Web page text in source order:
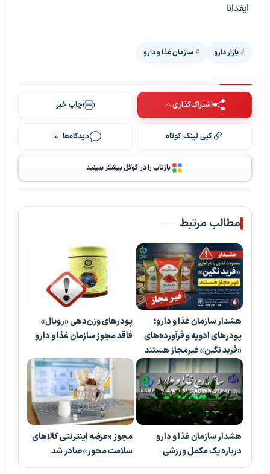
ایفدانا
بازار دارو سازمان غذا و دارو
اشتراک‌گذاری چاپ خبر
کپی لینک کوتاه دیدگاه‌ها 0
بازتاب را در گوگل بیشتر ببینید
مطالب مرتبط
هشدار سازمان غذا و دارو؛
پودرهای ادویه و فرآورده‌های
«فربد نگین» غیرمجاز هستند
پودرهای وزن‌دهی «رویال»
فاقد مجوز سازمان غذا و دارو
هشدار سازمان غذا و دارو
درباره یک مکمل ورزشی
مجوز «عرضه اینترنتی کالاهای
سلامت محور» صادر شد